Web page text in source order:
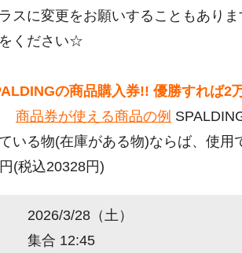
スに変更をお願いすることもあり
ください☆
の商品購入券!! 優勝すれば2
商品券が使える商品の例
いる物(在庫がある物)ならば、使用
(税込20328円)
2026/3/28（土）
集合 12:45